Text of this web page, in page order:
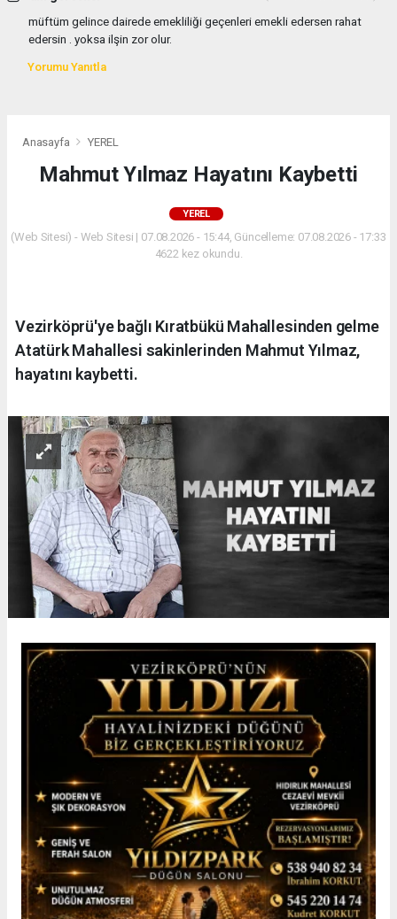
müftüm gelince dairede emekliliği geçenleri emekli edersen rahat
edersin . yoksa ilşin zor olur.
Yorumu Yanıtla
Anasayfa YEREL
Mahmut Yılmaz Hayatını Kaybetti
YEREL
(Web Sitesi) - Web Sitesi | 07.08.2026 - 15:44, Güncelleme: 07.08.2026 - 17:33
4622 kez okundu.
Vezirköprü'ye bağlı Kıratbükü Mahallesinden gelme
Atatürk Mahallesi sakinlerinden Mahmut Yılmaz,
hayatını kaybetti.